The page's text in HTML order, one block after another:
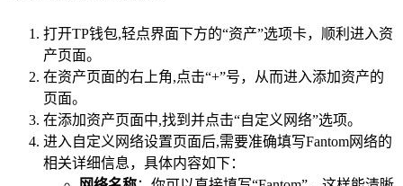
打开TP钱包,轻点界面下方的“资产”选项卡，顺利进入资
产页面。
在资产页面的右上角,点击“+”号，从而进入添加资产的
页面。
在添加资产页面中,找到并点击“自定义网络”选项。
进入自定义网络设置页面后,需要准确填写Fantom网络的
相关详细信息，具体内容如下：